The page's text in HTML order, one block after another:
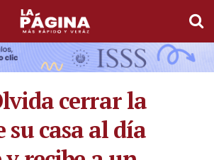
cerrar la
su casa al día